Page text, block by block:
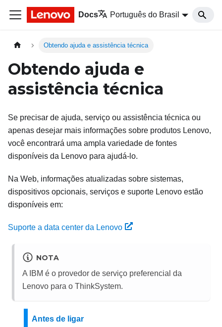
Docs Português do Brasil
Obtendo ajuda e assistência técnica
Obtendo ajuda e
assistência técnica
Se precisar de ajuda, serviço ou assistência técnica ou
apenas desejar mais informações sobre produtos Lenovo,
você encontrará uma ampla variedade de fontes
disponíveis da Lenovo para ajudá-lo.
Na Web, informações atualizadas sobre sistemas,
dispositivos opcionais, serviços e suporte Lenovo estão
disponíveis em:
Suporte a data center da Lenovo
NOTA
A IBM é o provedor de serviço preferencial da
Lenovo para o ThinkSystem.
Antes de ligar